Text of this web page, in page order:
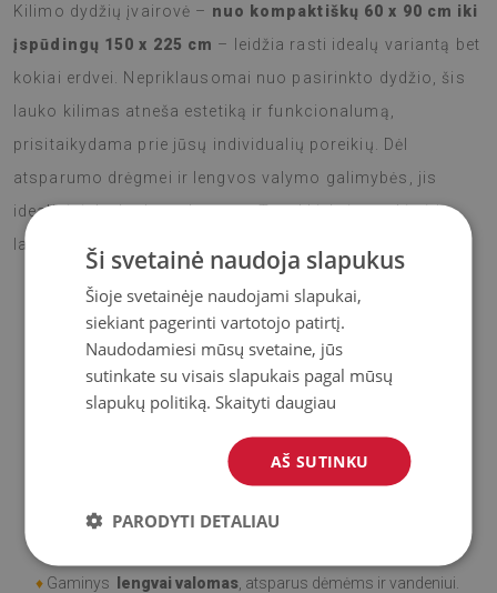
Kilimo dydžių įvairovė – nuo kompaktiškų 60 x 90 cm iki
įspūdingų 150 x 225 cm – leidžia rasti idealų variantą bet
kokiai erdvei. Nepriklausomai nuo pasirinkto dydžio, šis
lauko kilimas atneša estetiką ir funkcionalumą,
prisitaikydama prie jūsų individualių poreikių. Dėl
atsparumo drėgmei ir lengvos valymo galimybės, jis
idealiai tinka lauko sąlygoms. Tegul kiekviena akimirka
lauke su šiuo kilimu tampa jaukesnė ir spalvingesnė!
: Vinilas padengtas PES tinkleliu.
1,6 mm
Didelis atsparumas spalvos pasikeitimui ir
Kilimainėra neslidūs;
♦ Gaminys lengvai valomas , atsparus dėmėms ir vandeniui.
Ši svetainė naudoja slapukus
Šioje svetainėje naudojami slapukai,
siekiant pagerinti vartotojo patirtį.
Naudodamiesi mūsų svetaine, jūs
sutinkate su visais slapukais pagal mūsų
slapukų politiką.Skaityti daugiau
AŠ SUTINKU
PARODYTI DETALIAU